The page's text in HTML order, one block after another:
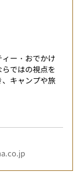
ー・おでかけ
ではの視点を
キャンプや旅